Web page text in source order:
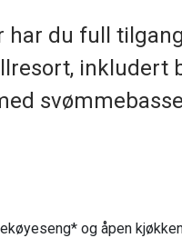
har du full
inkludert
og åpen